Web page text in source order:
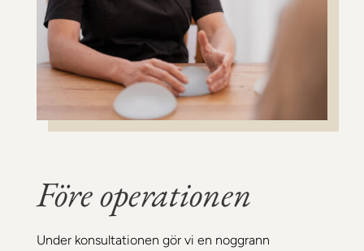
Före operationen
Under konsultationen gör vi en noggrann